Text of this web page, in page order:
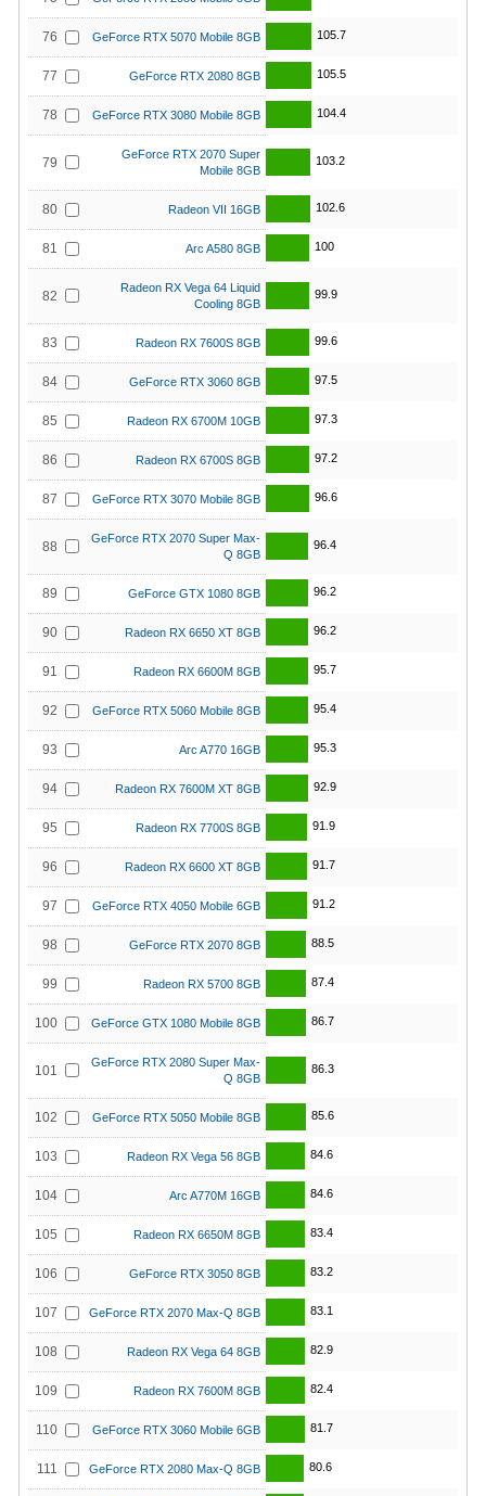
76 GeForce RTX 5070 Mobile 8GB 105.7
77 GeForce RTX 2080 8GB 105.5
78 GeForce RTX 3080 Mobile 8GB 104.4
79
GeForce RTX 2070 Super
Mobile 8GB
103.2
80 Radeon VII 16GB 102.6
81 Arc A580 8GB 100
82
Radeon RX Vega 64 Liquid
Cooling 8GB
99.9
83 Radeon RX 7600S 8GB 99.6
84 GeForce RTX 3060 8GB 97.5
85 Radeon RX 6700M 10GB 97.3
86 Radeon RX 6700S 8GB 97.2
87 GeForce RTX 3070 Mobile 8GB 96.6
88
GeForce RTX 2070 Super Max-
Q 8GB
96.4
89 GeForce GTX 1080 8GB 96.2
90 Radeon RX 6650 XT 8GB 96.2
91 Radeon RX 6600M 8GB 95.7
92 GeForce RTX 5060 Mobile 8GB 95.4
93 Arc A770 16GB 95.3
94 Radeon RX 7600M XT 8GB 92.9
95 Radeon RX 7700S 8GB 91.9
96 Radeon RX 6600 XT 8GB 91.7
97 GeForce RTX 4050 Mobile 6GB 91.2
98 GeForce RTX 2070 8GB 88.5
99 Radeon RX 5700 8GB 87.4
100 GeForce GTX 1080 Mobile 8GB 86.7
101
GeForce RTX 2080 Super Max-
Q 8GB
86.3
102 GeForce RTX 5050 Mobile 8GB 85.6
103 Radeon RX Vega 56 8GB 84.6
104 Arc A770M 16GB 84.6
105 Radeon RX 6650M 8GB 83.4
106 GeForce RTX 3050 8GB 83.2
107 GeForce RTX 2070 Max-Q 8GB 83.1
108 Radeon RX Vega 64 8GB 82.9
109 Radeon RX 7600M 8GB 82.4
110 GeForce RTX 3060 Mobile 6GB 81.7
111 GeForce RTX 2080 Max-Q 8GB 80.6